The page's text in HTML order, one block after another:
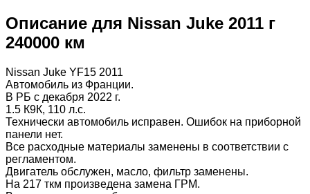
Описание для Nissan Juke 2011 г
240000 км
Nissan Juke YF15 2011
Автомобиль из Франции.
В РБ с декабря 2022 г.
1.5 К9К, 110 л.с.
Технически автомобиль исправен. Ошибок на приборной
панели нет.
Все расходные материалы заменены в соответствии с
регламентом.
Двигатель обслужен, масло, фильтр заменены.
На 217 ткм произведена замена ГРМ.